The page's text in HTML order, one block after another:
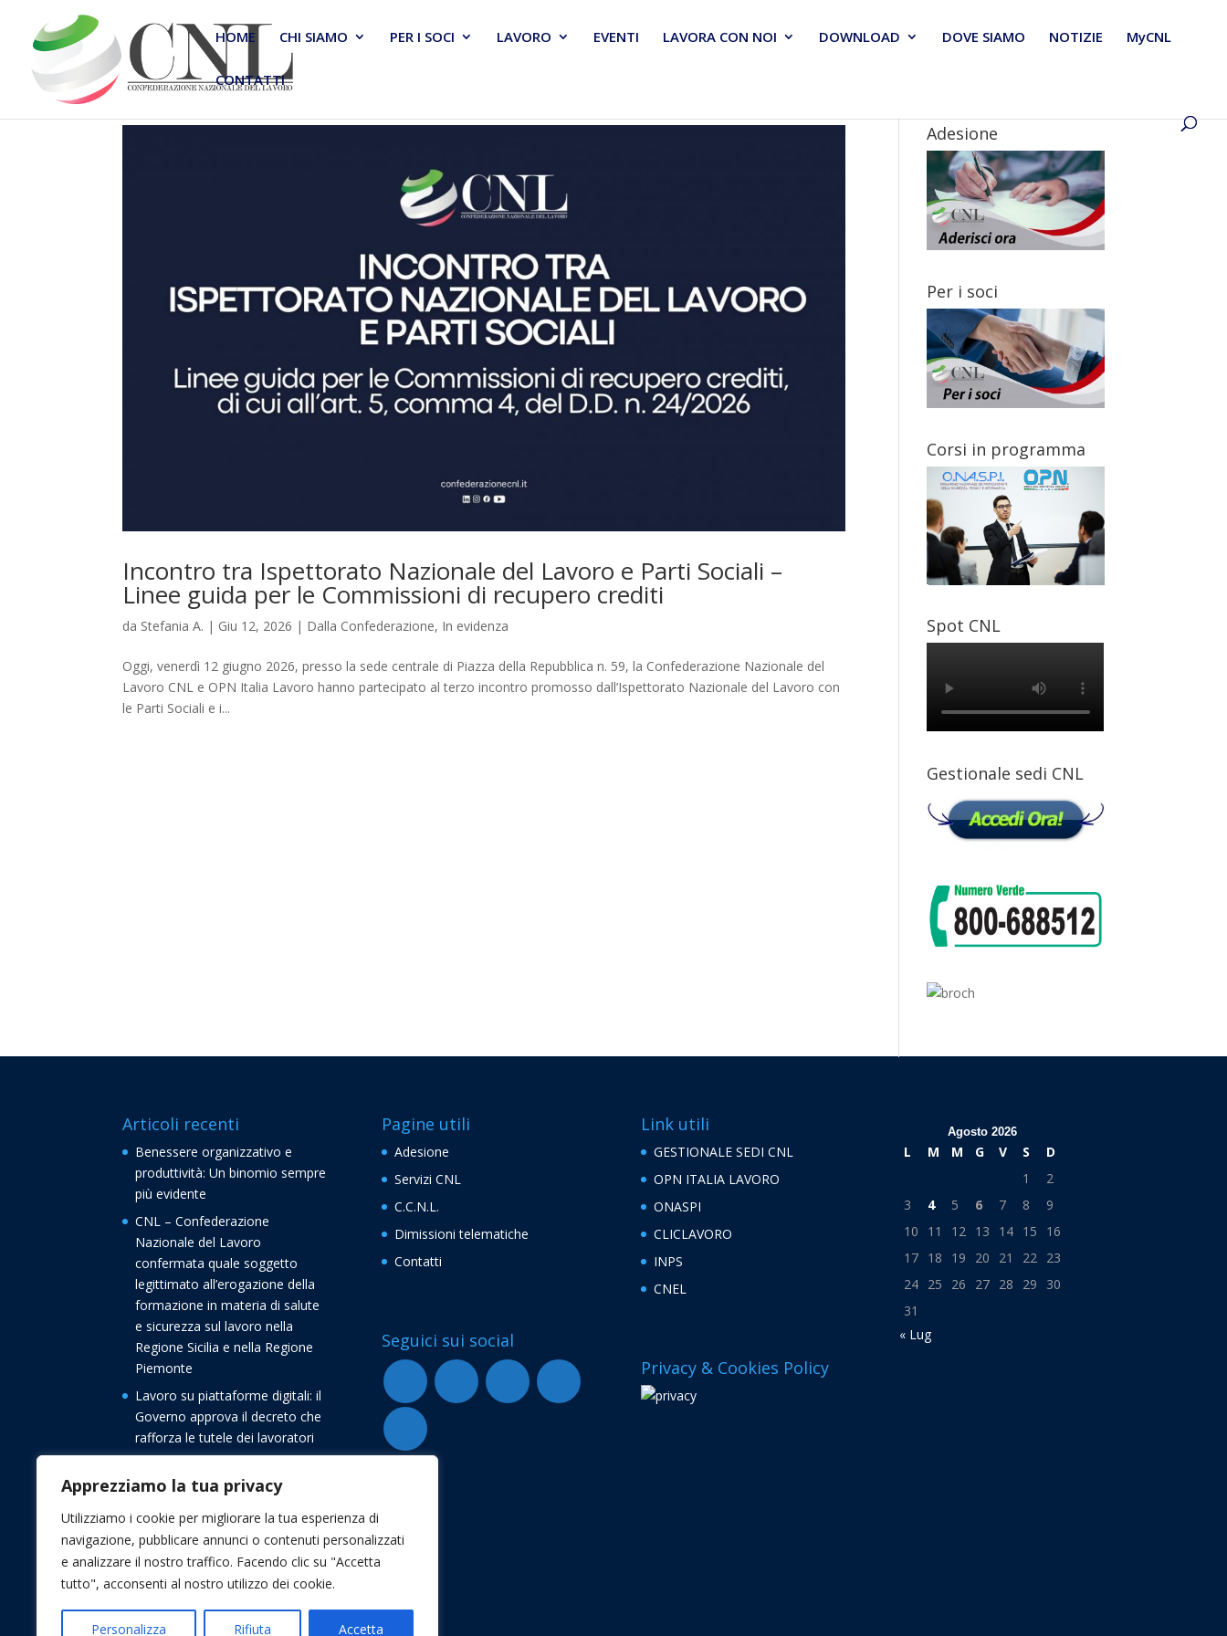
Apprezziamo la tua privacy
Utilizziamo i cookie per migliorare la tua esperienza di
navigazione, pubblicare annunci o contenuti personalizzati
e analizzare il nostro traffico. Facendo clic su "Accetta
tutto", acconsenti al nostro utilizzo dei cookie.
Personalizza Rifiuta Accetta
HOME CHI SIAMO PER I SOCI LAVORO EVENTI LAVORA CON NOI DOWNLOAD DOVE SIAMO NOTIZIE MyCNL
CONTATTI
Incontro tra Ispettorato Nazionale del Lavoro e Parti Sociali –
Linee guida per le Commissioni di recupero crediti
da Stefania A. | Giu 12, 2026 | Dalla Confederazione, In evidenza
Oggi, venerdì 12 giugno 2026, presso la sede centrale di Piazza della Repubblica n. 59, la Confederazione Nazionale del
Lavoro CNL e OPN Italia Lavoro hanno partecipato al terzo incontro promosso dall’Ispettorato Nazionale del Lavoro con
le Parti Sociali e i...
Adesione
Per i soci
Corsi in programma
Spot CNL
Gestionale sedi CNL
Articoli recenti
Benessere organizzativo e
produttività: Un binomio sempre
più evidente
CNL – Confederazione
Nazionale del Lavoro
confermata quale soggetto
legittimato all’erogazione della
formazione in materia di salute
e sicurezza sul lavoro nella
Regione Sicilia e nella Regione
Piemonte
Lavoro su piattaforme digitali: il
Governo approva il decreto che
rafforza le tutele dei lavoratori
Confederazione Nazionale del
Transizione 5.0, avvio delle
comunicazioni di conferma degli
investimenti
Pagine utili
Adesione
Servizi CNL
C.C.N.L.
Dimissioni telematiche
Contatti
Seguici sui social
Link utili
GESTIONALE SEDI CNL
OPN ITALIA LAVORO
ONASPI
CLICLAVORO
INPS
CNEL
Privacy & Cookies Policy
Agosto 2026
L M M G V S
D
1
2
3
4 5 6 7 8
9
10
11 12 13 14 15
16
17 18 19 20 21 22
23
24 25 26 27 28 29
30
31
« Lug